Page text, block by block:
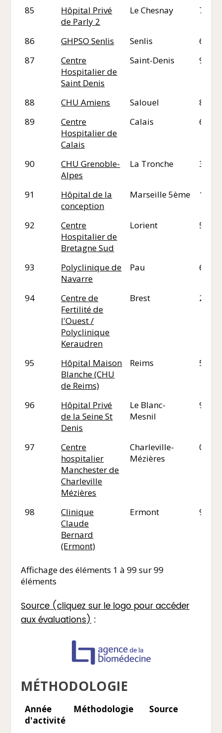
85
Hôpital Privé
de Parly 2
Le Chesnay 78
86 GHPSO Senlis Senlis
60
87
Centre
Hospitalier de
Saint Denis
Saint-Denis 93
88 CHU Amiens Salouel
80
89
Centre
Hospitalier de
Calais
Calais 62
90
CHU Grenoble-
Alpes
La Tronche 38
91
Hôpital de la
conception
Marseille 5ème 13
92
Centre
Hospitalier de
Bretagne Sud
Lorient 56
93
Polyclinique de
Navarre
Pau 64
94
Centre de
Fertilité de
l'Ouest /
Polyclinique
Keraudren
Brest 29
95
Hôpital Maison
Blanche (CHU
de Reims)
Reims 51
96
Hôpital Privé
de la Seine St
Denis
Le Blanc-
Mesnil
93
97
Centre
hospitalier
Manchester de
Charleville
Mézières
Charleville-
Mézières
08
98
Clinique
Claude
Bernard
(Ermont)
Ermont 95
Affichage des éléments 1 à 99 sur 99
éléments
Source (cliquez sur le logo pour accéder
aux évaluations):
MÉTHODOLOGIE
Année
d'activité
Méthodologie Source